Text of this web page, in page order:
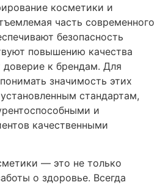
косметики и
часть современного
безопасность
повышению качества
к брендам. Для
значимость этих
стандартам,
и
качественными
— это не только
о здоровье. Всегда